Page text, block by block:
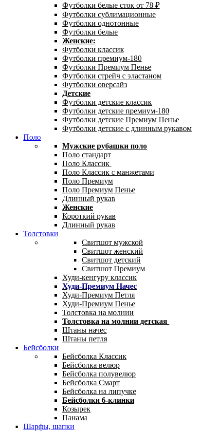
Футболки белые сток от 78 ₽
Футболки сублимационные
Футболки однотонные
Футболки белые
Женские:
Футболки классик
Футболки премиум-180
Футболки Премиум Пенье
Футболки стрейч с эластаном
Футболки оверсайз
Детские
Футболки детские классик
Футболки детские премиум-180
Футболки детские Премиум Пенье
Футболки детские с длинным рукавом
Поло
Мужские рубашки поло
Поло стандарт
Поло Классик
Поло Классик с манжетами
Поло Премиум
Поло Премиум Пенье
Длинный рукав
Женские
Короткий рукав
Длинный рукав
Толстовки
Свитшот мужской
Свитшот женский
Свитшот детский
Свитшот Премиум
Худи-кенгуру классик
Худи-Премиум Начес
Худи-Премиум Петля
Худи-Премиум Пенье
Толстовка на молнии
Толстовка на молнии детская
Штаны начес
Штаны петля
Бейсболки
Бейсболка Классик
Бейсболка велюр
Бейсболка полувелюр
Бейсболка Смарт
Бейсболка на липучке
Бейсболки 6-клинки
Козырек
Панама
Шарфы, шапки